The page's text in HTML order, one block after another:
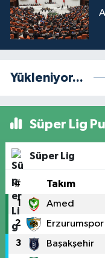
Yükleniyor...
Süper Lig
Süper Lig
# Takım
1 Amed
2 Erzurumspor
3 Başakşehir